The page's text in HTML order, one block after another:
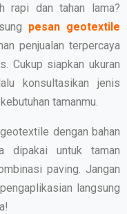
rapi dan tahan lama?
pesan geotextile
penjualan terpercaya
Cukup siapkan ukuran
konsultasikan jenis
tamanmu.
dengan bahan
dipakai untuk taman
paving. Jangan
langsung